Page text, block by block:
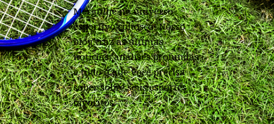
Mergulhe no universo
esportivo conosco! Nosso
blog traz as últimas
notícias, análises profundas
e tudo o que você precisa
saber sobre seus esportes
favoritos.